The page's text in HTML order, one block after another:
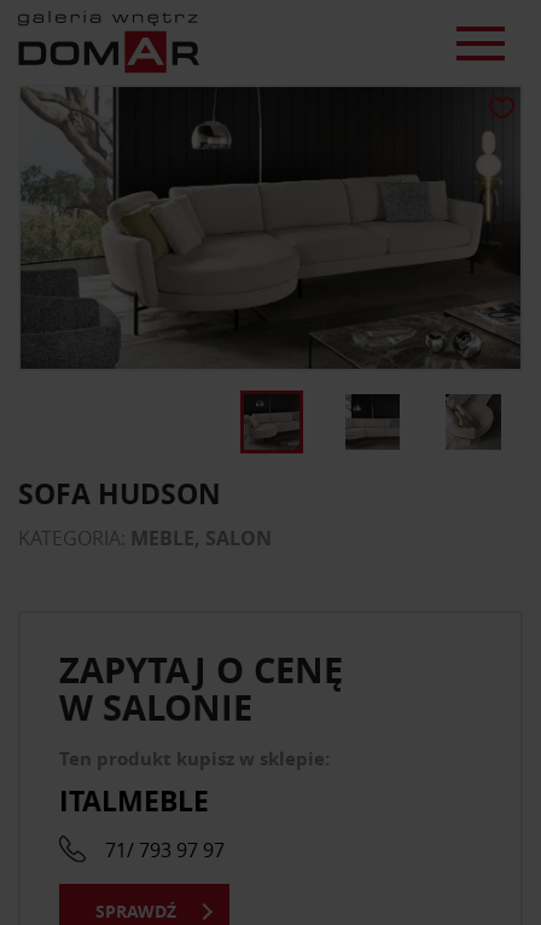
SOFA HUDSON
KATEGORIA: MEBLE, SALON
ZAPYTAJ O CENĘ
W SALONIE
Ten produkt kupisz w sklepie:
ITALMEBLE
71/ 793 97 97
SPRAWDŹ